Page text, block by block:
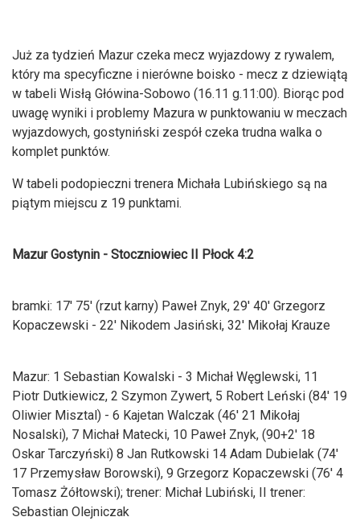
Już za tydzień Mazur czeka mecz wyjazdowy z rywalem,
który ma specyficzne i nierówne boisko - mecz z dziewiątą
w tabeli Wisłą Główina-Sobowo (16.11 g.11:00). Biorąc pod
uwagę wyniki i problemy Mazura w punktowaniu w meczach
wyjazdowych, gostyniński zespół czeka trudna walka o
komplet punktów.
W tabeli podopieczni trenera Michała Lubińskiego są na
piątym miejscu z 19 punktami.
Mazur Gostynin - Stoczniowiec II Płock 4:2
bramki: 17' 75' (rzut karny) Paweł Znyk, 29' 40' Grzegorz
Kopaczewski - 22' Nikodem Jasiński, 32' Mikołaj Krauze
Mazur: 1 Sebastian Kowalski - 3 Michał Węglewski, 11
Piotr Dutkiewicz, 2 Szymon Zywert, 5 Robert Leński (84' 19
Oliwier Misztal) - 6 Kajetan Walczak (46' 21 Mikołaj
Nosalski), 7 Michał Matecki, 10 Paweł Znyk, (90+2' 18
Oskar Tarczyński) 8 Jan Rutkowski 14 Adam Dubielak (74'
17 Przemysław Borowski), 9 Grzegorz Kopaczewski (76' 4
Tomasz Żółtowski); trener: Michał Lubiński, II trener:
Sebastian Olejniczak